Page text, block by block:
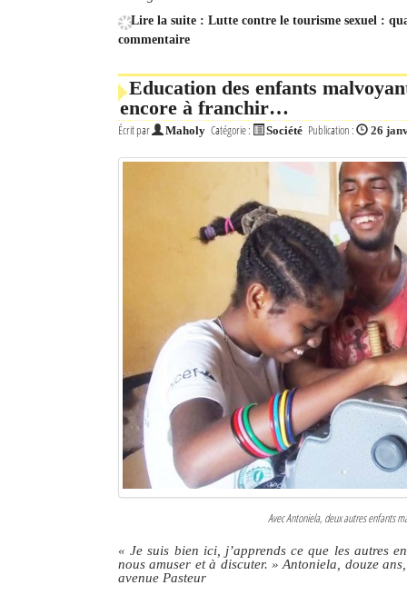
Lire la suite : Lutte contre le tourisme sexuel :
commentaire
Education des enfants
encore à franchir…
Écrit par Maholy Catégorie : Société Publication : 26
Avec Antoniela, deux autres enfants
« Je suis bien ici, j’apprends ce que les autres
nous amuser et à discuter. » Antoniela, douze
avenue Pasteur